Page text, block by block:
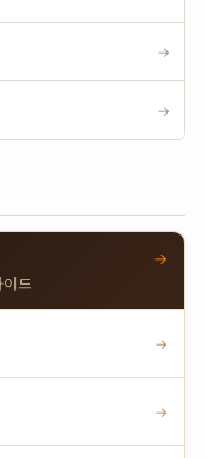
→
→
드
→
→
→